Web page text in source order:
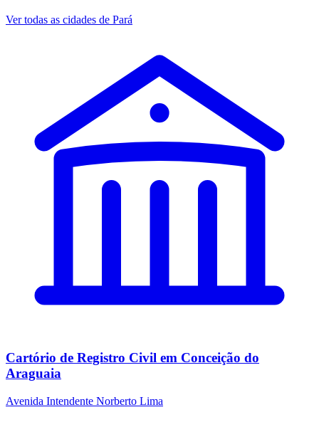
Ver todas as cidades de Pará
Cartório de Registro Civil em Conceição do
Araguaia
Avenida Intendente Norberto Lima